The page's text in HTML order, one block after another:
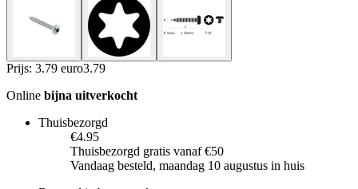
Prijs: 3.79 euro3.79
Online bijna uitverkocht
Thuisbezorgd
€4.95
Thuisbezorgd gratis vanaf €50
Vandaag besteld, maandag 10 augustus in huis